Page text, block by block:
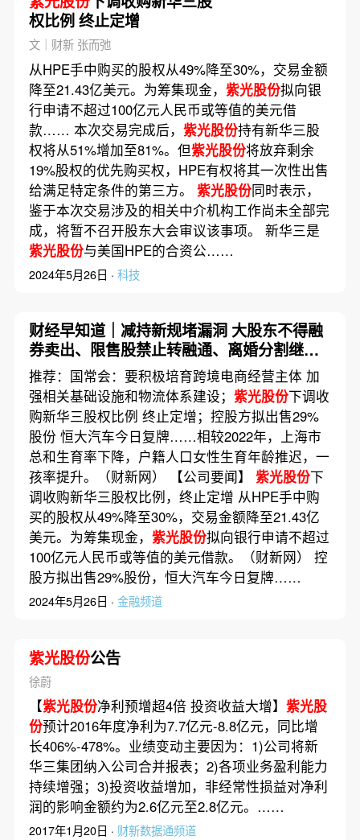
权比例 终止定增
文｜财新 张而弛
从HPE手中购买的股权从49%降至30%，交易金额
降至21.43亿美元。为筹集现金， 紫光股份拟向银
行申请不超过100亿元人民币或等值的美元借
款…… 本次交易完成后， 紫光股份持有新华三股
权将从51%增加至81%。但紫光股份将放弃剩余
19%股权的优先购买权，HPE有权将其一次性出售
给满足特定条件的第三方。 紫光股份同时表示，
鉴于本次交易涉及的相关中介机构工作尚未全部完
成，将暂不召开股东大会审议该事项。 新华三是
紫光股份与美国HPE的合资公……
2024年5月26日 · 科技
财经早知道｜减持新规堵漏洞 大股东不得融
券卖出、限售股禁止转融通、离婚分割继续
锁定
推荐：国常会：要积极培育跨境电商经营主体 加
强相关基础设施和物流体系建设； 紫光股份下调收
购新华三股权比例 终止定增；控股方拟出售29%
股份 恒大汽车今日复牌……相较2022年，上海市
总和生育率下降，户籍人口女性生育年龄推迟，一
孩率提升。（财新网） 【公司要闻】 紫光股份下
调收购新华三股权比例，终止定增 从HPE手中购
买的股权从49%降至30%，交易金额降至21.43亿
美元。为筹集现金， 紫光股份拟向银行申请不超过
100亿元人民币或等值的美元借款。（财新网） 控
股方拟出售29%股份，恒大汽车今日复牌……
2024年5月26日 · 金融频道
紫光股份公告
徐蔚
【紫光股份净利预增超4倍 投资收益大增】 紫光股
份预计2016年度净利为7.7亿元-8.8亿元，同比增
长406%-478%。业绩变动主要因为：1)公司将新
华三集团纳入公司合并报表；2)各项业务盈利能力
持续增强；3)投资收益增加，非经常性损益对净利
润的影响金额约为2.6亿元至2.8亿元。……
2017年1月20日 · 财新数据通频道